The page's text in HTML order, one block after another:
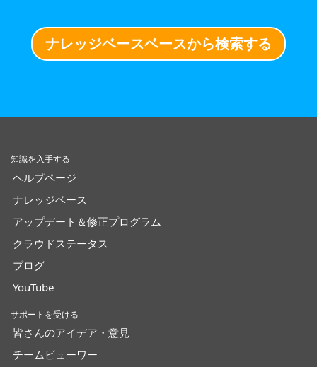
ナレッジベースベースから検索する
知識を入手する
ヘルプページ
ナレッジベース
アップデート＆修正プログラム
クラウドステータス
ブログ
YouTube
サポートを受ける
皆さんのアイデア・意見
チームビューワー